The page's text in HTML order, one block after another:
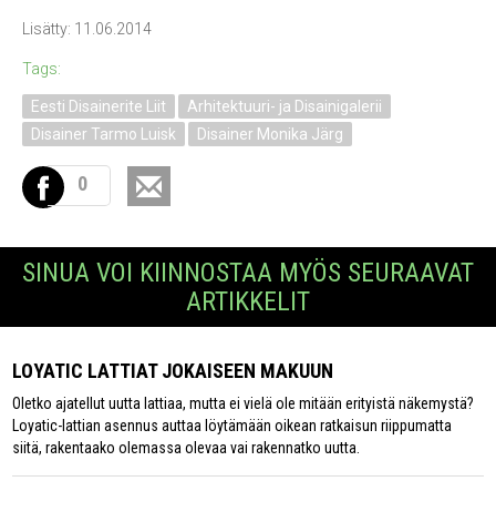
Lisätty: 11.06.2014
Tags:
Eesti Disainerite Liit
Arhitektuuri- ja Disainigalerii
Disainer Tarmo Luisk
Disainer Monika Järg
0
SINUA VOI KIINNOSTAA MYÖS SEURAAVAT
ARTIKKELIT
LOYATIC LATTIAT JOKAISEEN MAKUUN
Oletko ajatellut uutta lattiaa, mutta ei vielä ole mitään erityistä näkemystä?
Loyatic-lattian asennus auttaa löytämään oikean ratkaisun riippumatta
siitä, rakentaako olemassa olevaa vai rakennatko uutta.